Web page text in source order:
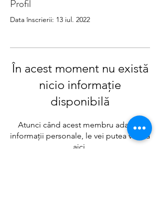
Profil
Data înscrierii: 13 iul. 2022
În acest moment nu există
nicio informație
disponibilă
Atunci când acest membru adaugă
informații personale, le vei putea vedea
aici.